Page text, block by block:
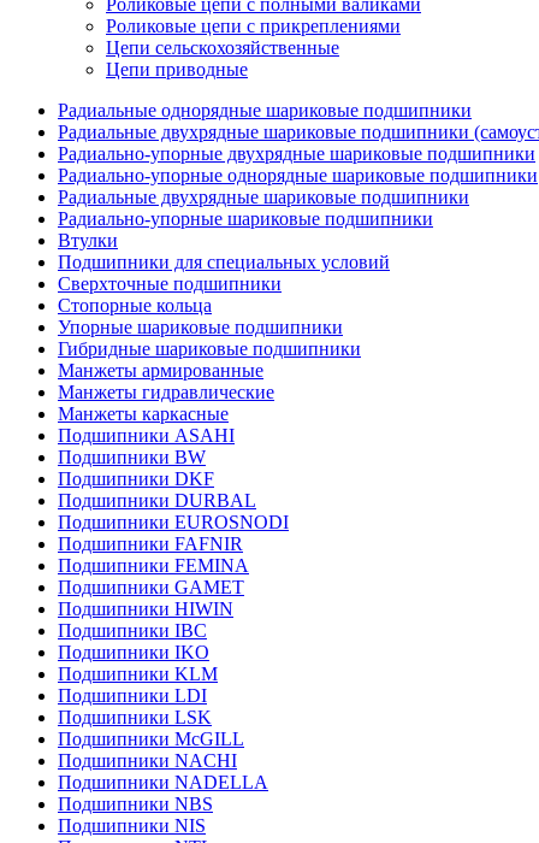
Роликовые цепи с полными валиками
Роликовые цепи с прикреплениями
Цепи сельскохозяйственные
Цепи приводные
Радиальные однорядные шариковые подшипники
Радиальные двухрядные шариковые подшипники
Радиально-упорные двухрядные шариковые подшипники
Радиально-упорные однорядные шариковые подшипники
Радиальные двухрядные шариковые подшипники
Радиально-упорные шариковые подшипники
Втулки
Подшипники для специальных условий
Сверхточные подшипники
Стопорные кольца
Упорные шариковые подшипники
Гибридные шариковые подшипники
Манжеты армированные
Манжеты гидравлические
Манжеты каркасные
Подшипники ASAHI
Подшипники BW
Подшипники DKF
Подшипники DURBAL
Подшипники EUROSNODI
Подшипники FAFNIR
Подшипники FEMINA
Подшипники GAMET
Подшипники HIWIN
Подшипники IBC
Подшипники IKO
Подшипники KLM
Подшипники LDI
Подшипники LSK
Подшипники McGILL
Подшипники NACHI
Подшипники NADELLA
Подшипники NBS
Подшипники NIS